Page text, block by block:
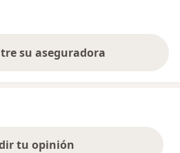
su aseguradora
tu opinión